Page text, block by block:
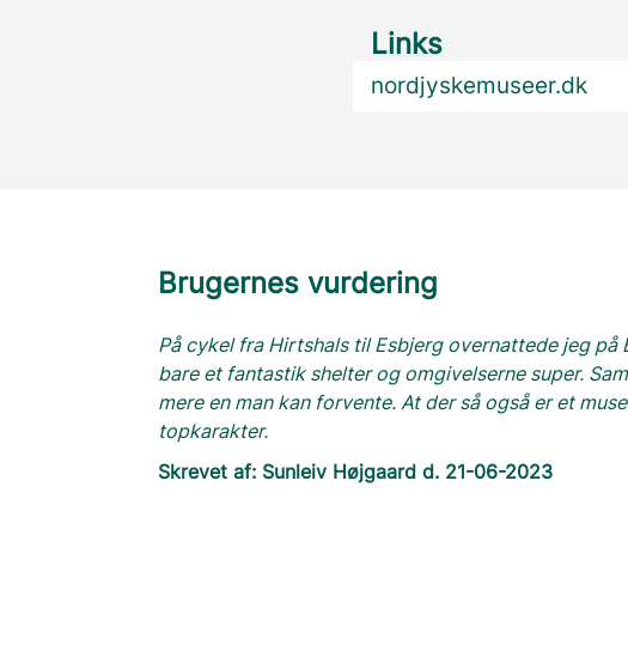
Links
nordjyskemuseer.dk
Brugernes vurdering
På cykel fra Hirtshals til Esbjerg overnattede jeg på
bare et fantastik shelter og omgivelserne super.
mere en man kan forvente. At der så også er et
topkarakter.
Skrevet af: Sunleiv Højgaard d. 21-06-2023